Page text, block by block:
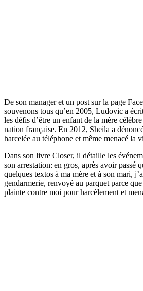
De son manager et un post sur la page
souvenons tous qu’en 2005, Ludovic a
les défis d’être un enfant de la mère
nation française. En 2012, Sheila a
harcelée au téléphone et même menacé la
Dans son livre Closer, il détaille les
son arrestation: en gros, après avoir passé
quelques textos à ma mère et à son mari,
gendarmerie, renvoyé au parquet parce
plainte contre moi pour harcèlement et